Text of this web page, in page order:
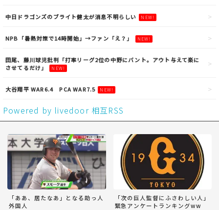
中日ドラゴンズのブライト健太が消息不明らしい NEW!
NPB「暑熱対策で14時開始」→ファン「え？」 NEW!
田尾、藤川球児批判「打率リーグ2位の中野にバント。アウト与えて楽に
させてるだけ」
NEW!
大谷翔平 WAR6.4 PCA WAR7.5 NEW!
Powered by livedoor 相互RSS
「ああ、居たなあ」となる助っ人
外国人
「次の巨人監督にふさわしい人」
緊急アンケートランキングww